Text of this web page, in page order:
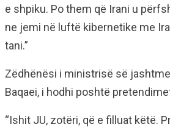
e shpiku. Po them që Irani u
ne jemi në luftë kibernetike me
tani.”
Zëdhënësi i ministrisë së jashtme
Baqaei, i hodhi poshtë
“Ishit JU, zotëri, që e filluat këtë.